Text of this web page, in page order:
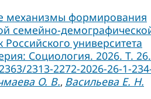
механизмы формирования
семейно-
университета
Социология. 2026. Т.
2313-2272-2026-26-1-
О. В., Васильева Е. Н.